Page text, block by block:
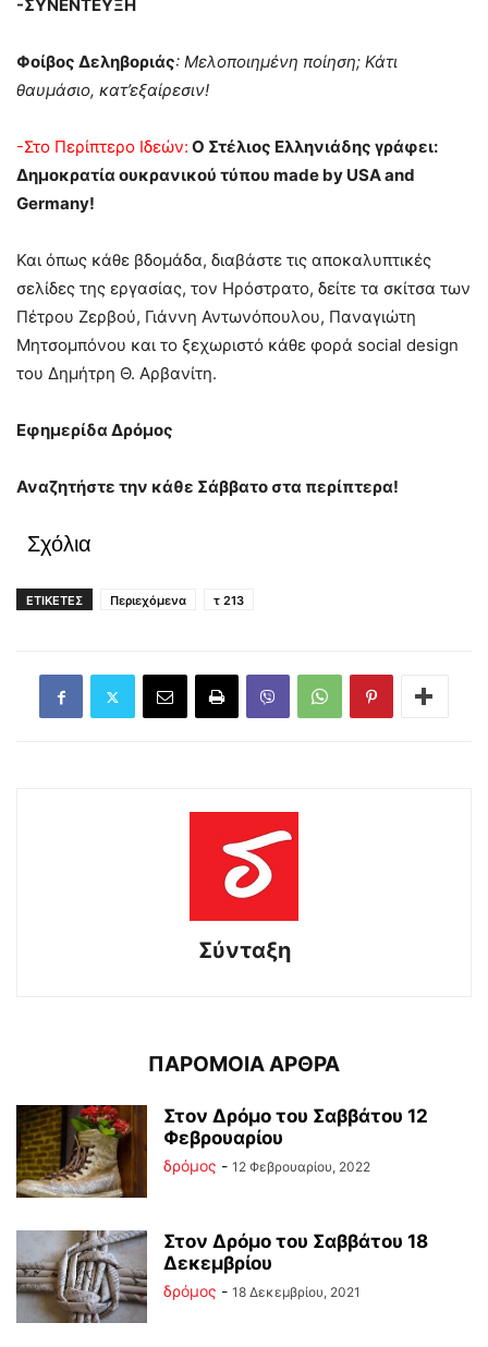
-ΣΥΝΕΝΤΕΥΞΗ
Φοίβος Δεληβοριάς: Μελοποιημένη ποίηση; Κάτι
θαυμάσιο, κατ’εξαίρεσιν!
-Στο Περίπτερο Ιδεών: Ο Στέλιος Ελληνιάδης γράφει:
Δημοκρατία ουκρανικού τύπου made by USA and
Germany!
Και όπως κάθε βδομάδα, διαβάστε τις αποκαλυπτικές
σελίδες της εργασίας, τον Ηρόστρατο, δείτε τα σκίτσα των
Πέτρου Ζερβού, Γιάννη Αντωνόπουλου, Παναγιώτη
Μητσομπόνου και το ξεχωριστό κάθε φορά social design
του Δημήτρη Θ. Αρβανίτη.
Εφημερίδα Δρόμος
Αναζητήστε την κάθε Σάββατο στα περίπτερα!
Σχόλια
ΕΤΙΚΕΤΕΣ Περιεχόμενα τ 213
Σύνταξη
ΠΑΡΟΜΟΙΑ ΑΡΘΡΑ
Στον Δρόμο του Σαββάτου 12
Φεβρουαρίου
δρόμος - 12 Φεβρουαρίου, 2022
Στον Δρόμο του Σαββάτου 18
Δεκεμβρίου
δρόμος - 18 Δεκεμβρίου, 2021